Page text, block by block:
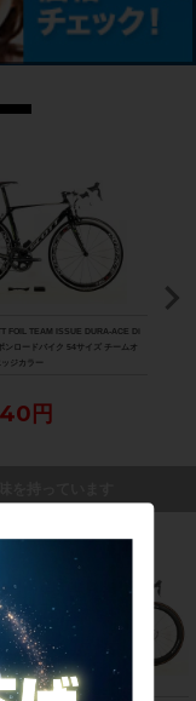
FOIL TEAM ISSUE DURA-ACE Di
ンロードバイク 54サイズ チームオ
ッジカラー
円